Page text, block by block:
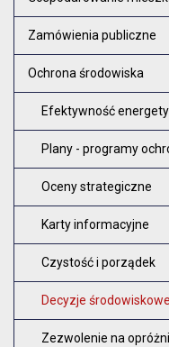
Zamówienia publiczne
Ochrona środowiska
Efektywność
Plany - programy
Oceny strategiczne
Karty informacyjne
Czystość i porządek
Decyzje
Zezwolenie na